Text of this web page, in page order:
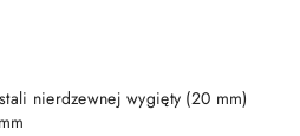
nierdzewnej wygięty (20 mm)
DO KOSZYKA